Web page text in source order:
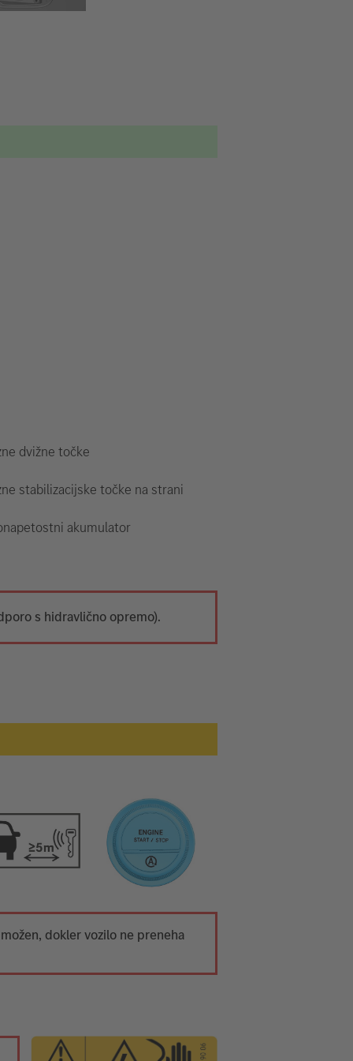
dvižne točke
stabilizacijske točke na strani
akumulator
s hidravlično opremo).
dokler vozilo ne preneha